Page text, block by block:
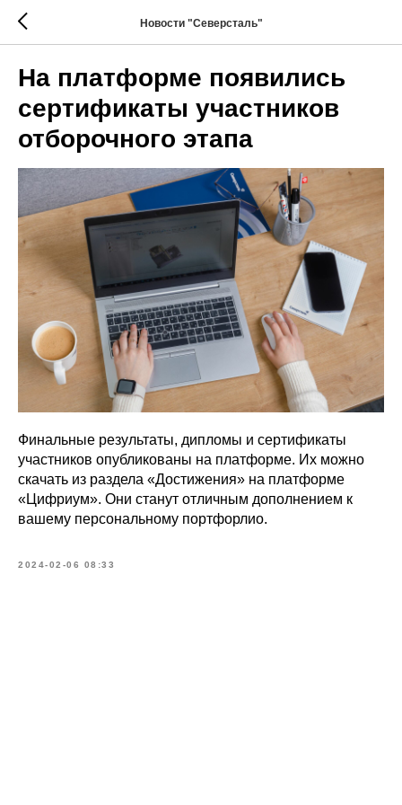
Новости "Северсталь"
На платформе появились
сертификаты участников
отборочного этапа
Финальные результаты, дипломы и сертификаты
участников опубликованы на платформе. Их можно
скачать из раздела «Достижения» на платформе
«Цифриум». Они станут отличным дополнением к
вашему персональному портфорлио.
2024-02-06 08:33